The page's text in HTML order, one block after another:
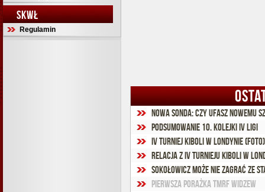
SKWŁ
Regulamin
Nowa sonda: Czy ufasz nowemu
Podsumowanie 10. kolejki IV ligi
IV Turniej Kiboli w Londynie (foto)
Relacja z IV Turnieju Kiboli w
Sokołowicz może nie zagrać ze
Pierwsza porażka TMRF Widzew